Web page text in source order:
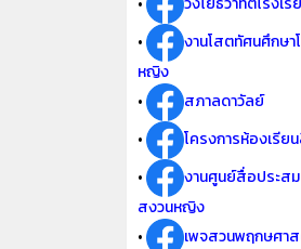
•
งานโสตทัศนศึกษา
หญิง
•
สภาลดาวัลย์
•
โครงการห้องเรียน
•
งานศูนย์สื่อประสม
สงวนหญิง
•
เพจสวนพฤกษศาส